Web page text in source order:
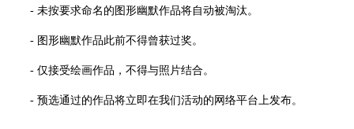
- 未按要求命名的图形幽默作品将自动被淘汰。
- 图形幽默作品此前不得曾获过奖。
- 仅接受绘画作品，不得与照片结合。
- 预选通过的作品将立即在我们活动的网络平台上发布。